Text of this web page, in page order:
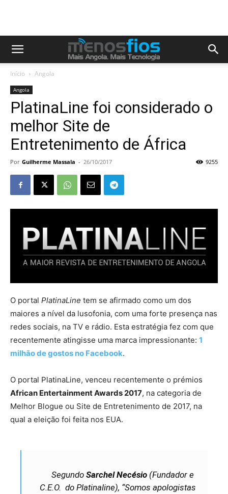
Início Angola
Angola
PlatinaLine foi considerado o
melhor Site de
Entretenimento de África
Por Guilherme Massala - 26/10/2017 9255
O portal PlatinaLine tem se afirmado como um dos
maiores a nível da lusofonia, com uma forte presença nas
redes sociais, na TV e rádio. Esta estratégia fez com que
recentemente atingisse uma marca impressionante: 1
milhão de gostos no Facebook.
O portal PlatinaLine, venceu recentemente o prémios
African Entertainment Awards 2017, na categoria de
Melhor Blogue ou Site de Entretenimento de 2017, na
qual a eleição foi feita nos EUA.
Segundo Sarchel Necésio (Fundador e
C.E.O. do Platinaline), “Somos apologistas